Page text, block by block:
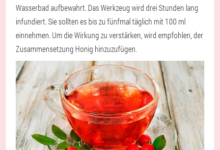
Wasserbad aufbewahrt. Das Werkzeug wird drei Stunden lang
infundiert. Sie sollten es bis zu fünfmal täglich mit 100 ml
einnehmen. Um die Wirkung zu verstärken, wird empfohlen, der
Zusammensetzung Honig hinzuzufügen.